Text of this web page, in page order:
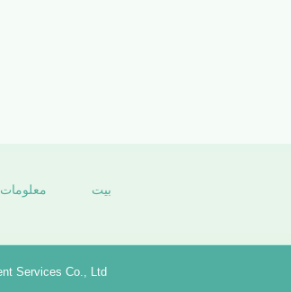
بيت معلومات
Services Co., Ltd.